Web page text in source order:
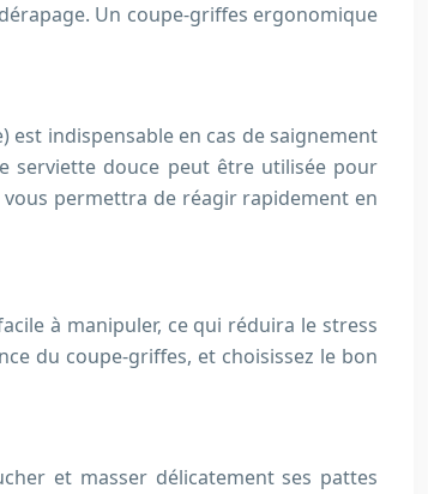
Un coupe-griffes ergonomique
indispensable en cas de saignement
serviette douce peut être utilisée pour
permettra de réagir rapidement en
à manipuler, ce qui réduira le stress
du coupe-griffes, et choisissez le bon
et masser délicatement ses pattes